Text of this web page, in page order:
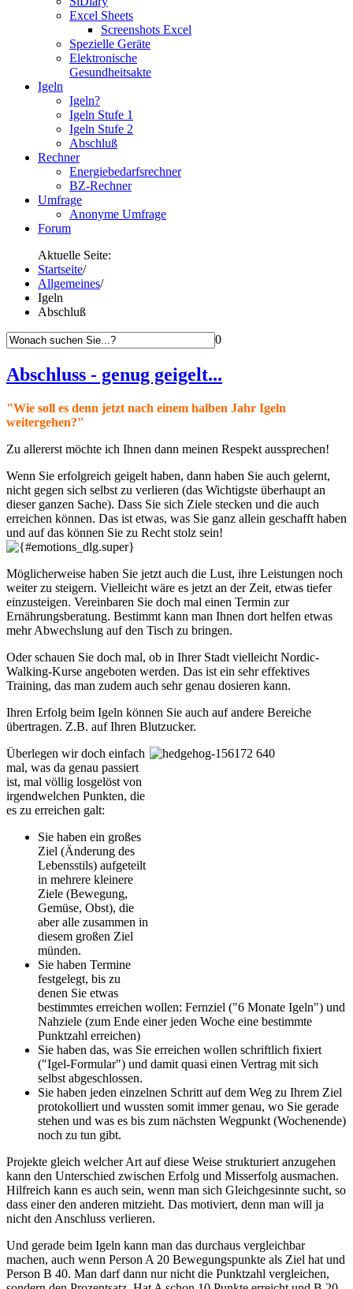
Excel Sheets
Screenshots Excel
Spezielle Geräte
Elektronische
Gesundheitsakte
Igeln
Igeln?
Igeln Stufe 1
Igeln Stufe 2
Abschluß
Rechner
Energiebedarfsrechner
BZ-Rechner
Umfrage
Anonyme Umfrage
Forum
Aktuelle Seite:
Startseite/
Allgemeines/
Igeln
Abschluß
0
Abschluss - genug geigelt...
"Wie soll es denn jetzt nach einem halben Jahr Igeln
weitergehen?"
Zu allererst möchte ich Ihnen dann meinen Respekt aussprechen!
Wenn Sie erfolgreich geigelt haben, dann haben Sie auch gelernt,
nicht gegen sich selbst zu verlieren (das Wichtigste überhaupt an
dieser ganzen Sache). Dass Sie sich Ziele stecken und die auch
erreichen können. Das ist etwas, was Sie ganz allein geschafft haben
und auf das können Sie zu Recht stolz sein!
Möglicherweise haben Sie jetzt auch die Lust, ihre Leistungen noch
weiter zu steigern. Vielleicht wäre es jetzt an der Zeit, etwas tiefer
einzusteigen. Vereinbaren Sie doch mal einen Termin zur
Ernährungsberatung. Bestimmt kann man Ihnen dort helfen etwas
mehr Abwechslung auf den Tisch zu bringen.
Oder schauen Sie doch mal, ob in Ihrer Stadt vielleicht Nordic-
Walking-Kurse angeboten werden. Das ist ein sehr effektives
Training, das man zudem auch sehr genau dosieren kann.
Ihren Erfolg beim Igeln können Sie auch auf andere Bereiche
übertragen. Z.B. auf Ihren Blutzucker.
Überlegen wir doch einfach
mal, was da genau passiert
ist, mal völlig losgelöst von
irgendwelchen Punkten, die
es zu erreichen galt:
Sie haben ein großes
Ziel (Änderung des
Lebensstils) aufgeteilt
in mehrere kleinere
Ziele (Bewegung,
Gemüse, Obst), die
aber alle zusammen in
diesem großen Ziel
münden.
Sie haben Termine
festgelegt, bis zu
denen Sie etwas
bestimmtes erreichen wollen: Fernziel ("6 Monate Igeln") und
Nahziele (zum Ende einer jeden Woche eine bestimmte
Punktzahl erreichen)
Sie haben das, was Sie erreichen wollen schriftlich fixiert
("Igel-Formular") und damit quasi einen Vertrag mit sich
selbst abgeschlossen.
Sie haben jeden einzelnen Schritt auf dem Weg zu Ihrem Ziel
protokolliert und wussten somit immer genau, wo Sie gerade
stehen und was es bis zum nächsten Wegpunkt (Wochenende)
noch zu tun gibt.
Projekte gleich welcher Art auf diese Weise strukturiert anzugehen
kann den Unterschied zwischen Erfolg und Misserfolg ausmachen.
Hilfreich kann es auch sein, wenn man sich Gleichgesinnte sucht, so
dass einer den anderen mitzieht. Das motiviert, denn man will ja
nicht den Anschluss verlieren.
Und gerade beim Igeln kann man das durchaus vergleichbar
machen, auch wenn Person A 20 Bewegungspunkte als Ziel hat und
Person B 40. Man darf dann nur nicht die Punktzahl vergleichen,